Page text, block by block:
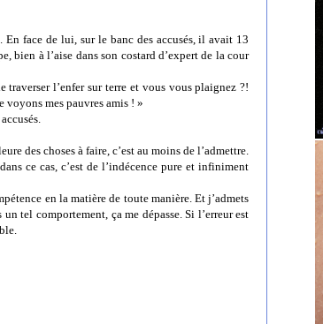
En face de lui, sur le banc des accusés, il avait 13
bien à l’aise dans son costard d’expert de la cour
traverser l’enfer sur terre et vous vous plaignez ?!
voyons mes pauvres amis ! »
des choses à faire, c’est au moins de l’admettre.
ce cas, c’est de l’indécence pure et infiniment
en la matière de toute manière. Et j’admets
tel comportement, ça me dépasse. Si l’erreur est